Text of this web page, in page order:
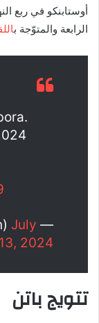
أوستابنكو في ربع
الرابعة والمتوّجة ب
— Wimbledon (@Wimbledon)
July
13, 2024
تتويج باتن